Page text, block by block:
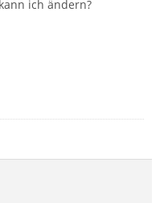
ich ändern?